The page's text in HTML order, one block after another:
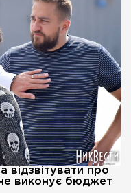
відзвітувати про
виконує бюджет